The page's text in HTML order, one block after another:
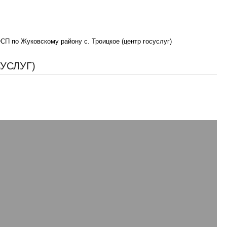
по Жуковскому району с. Троицкое (центр госуслуг)